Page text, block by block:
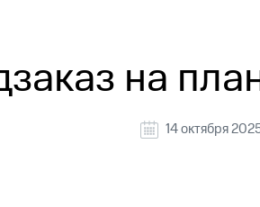
на
14 октября